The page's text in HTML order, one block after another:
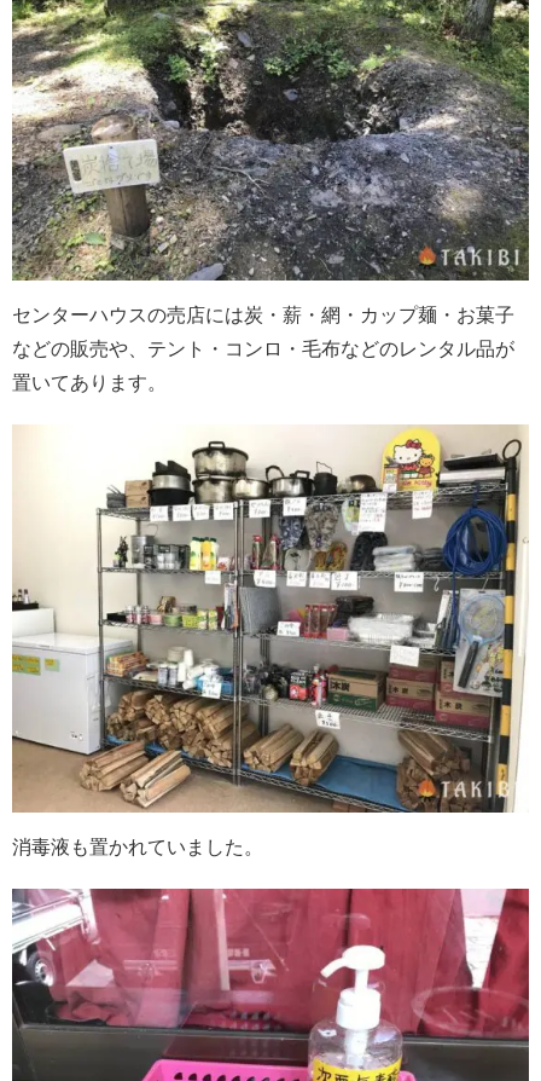
センターハウスの売店には炭・薪・網・カップ麺・お菓子
などの販売や、テント・コンロ・毛布などのレンタル品が
置いてあります。
消毒液も置かれていました。